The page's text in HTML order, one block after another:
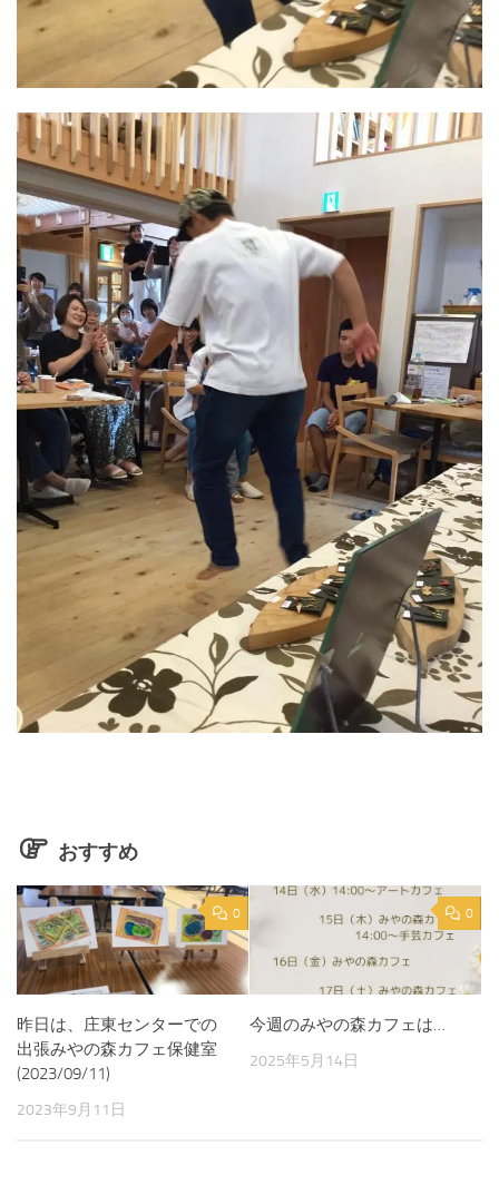
おすすめ
0
昨日は、庄東センターでの
出張みやの森カフェ保健室
(2023/09/11)
2023年9月11日
0
今週のみやの森カフェは…
2025年5月14日